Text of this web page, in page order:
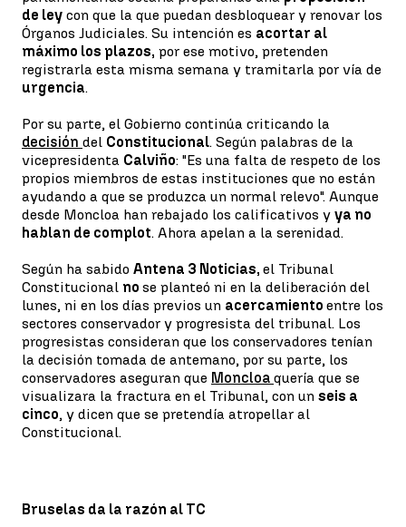
de ley con que la que puedan desbloquear y renovar los
Órganos Judiciales. Su intención es acortar al
máximo los plazos, por ese motivo, pretenden
registrarla esta misma semana y tramitarla por vía de
urgencia.
Por su parte, el Gobierno continúa criticando la
decisión del Constitucional. Según palabras de la
vicepresidenta Calviño: "Es una falta de respeto de los
propios miembros de estas instituciones que no están
ayudando a que se produzca un normal relevo". Aunque
desde Moncloa han rebajado los calificativos y ya no
hablan de complot. Ahora apelan a la serenidad.
Según ha sabido Antena 3 Noticias, el Tribunal
Constitucional no se planteó ni en la deliberación del
lunes, ni en los días previos un acercamiento entre los
sectores conservador y progresista del tribunal. Los
progresistas consideran que los conservadores tenían
la decisión tomada de antemano, por su parte, los
conservadores aseguran que Moncloa quería que se
visualizara la fractura en el Tribunal, con un seis a
cinco, y dicen que se pretendía atropellar al
Constitucional.
Bruselas da la razón al TC